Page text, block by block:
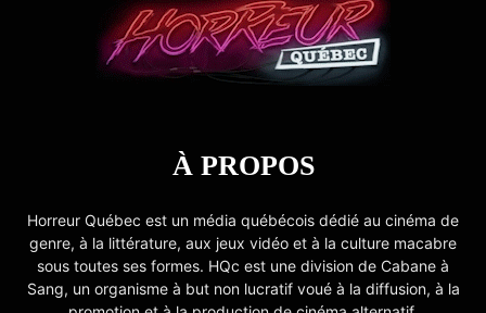
À PROPOS
Horreur Québec est un média québécois dédié au cinéma de
genre, à la littérature, aux jeux vidéo et à la culture macabre
sous toutes ses formes. HQc est une division de Cabane à
Sang, un organisme à but non lucratif voué à la diffusion, à la